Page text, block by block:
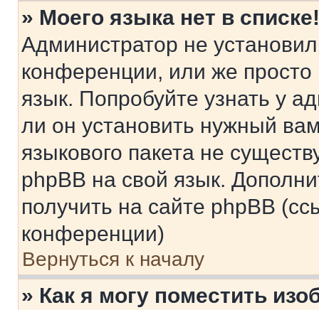
» Моего языка нет в списке!
Администратор не
конференции, или же
язык. Попробуйте узнать у
ли он установить нужный
языкового пакета не
phpBB на свой язык.
получить на сайте phpBB
конференции)
Вернуться к началу
» Как я могу поместить